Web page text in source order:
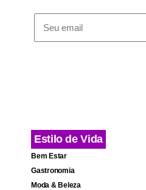
Organização das Nações
Estilo de Vida
Bem Estar
Gastronomia
Moda & Beleza